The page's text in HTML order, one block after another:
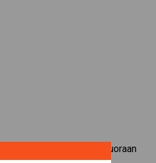
raaka-aineisiin suoraan